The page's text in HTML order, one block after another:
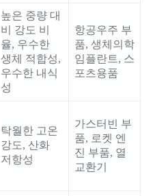
높은 중량 대
비 강도 비
율, 우수한
생체 적합성,
우수한 내식
성
항공우주 부
품, 생체의학
임플란트, 스
포츠용품
탁월한 고온
강도, 산화
저항성
가스터빈 부
품, 로켓 엔
진 부품, 열
교환기